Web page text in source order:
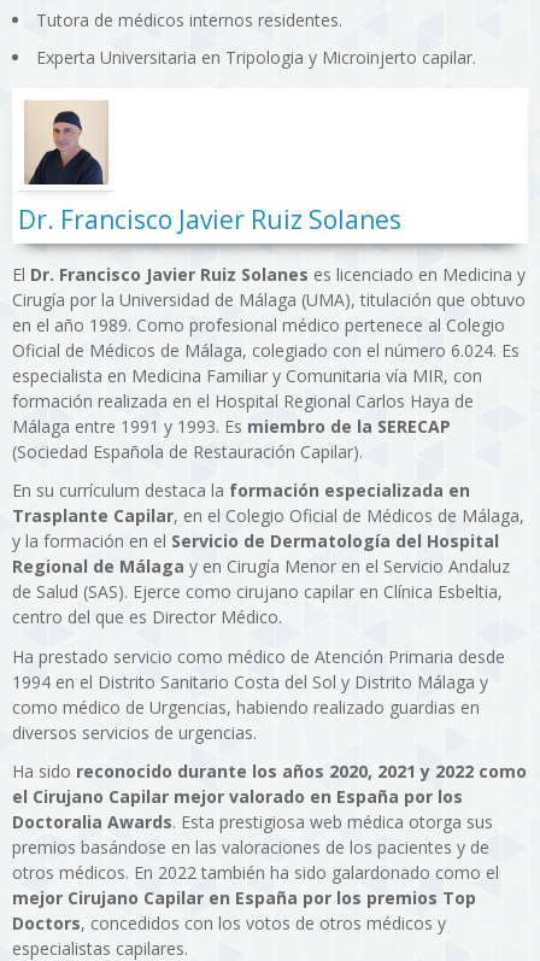
Tutora de médicos internos residentes.
Experta Universitaria en Tripologia y Microinjerto capilar.
Dr. Francisco Javier Ruiz Solanes
El Dr. Francisco Javier Ruiz Solanes es licenciado en Medicina y
Cirugía por la Universidad de Málaga (UMA), titulación que obtuvo
en el año 1989. Como profesional médico pertenece al Colegio
Oficial de Médicos de Málaga, colegiado con el número 6.024. Es
especialista en Medicina Familiar y Comunitaria vía MIR, con
formación realizada en el Hospital Regional Carlos Haya de
Málaga entre 1991 y 1993. Es miembro de la SERECAP
(Sociedad Española de Restauración Capilar).
En su currículum destaca la formación especializada en
Trasplante Capilar, en el Colegio Oficial de Médicos de Málaga,
y la formación en el Servicio de Dermatología del Hospital
Regional de Málaga y en Cirugía Menor en el Servicio Andaluz
de Salud (SAS). Ejerce como cirujano capilar en Clínica Esbeltia,
centro del que es Director Médico.
Ha prestado servicio como médico de Atención Primaria desde
1994 en el Distrito Sanitario Costa del Sol y Distrito Málaga y
como médico de Urgencias, habiendo realizado guardias en
diversos servicios de urgencias.
Ha sido reconocido durante los años 2020, 2021 y 2022 como
el Cirujano Capilar mejor valorado en España por los
Doctoralia Awards. Esta prestigiosa web médica otorga sus
premios basándose en las valoraciones de los pacientes y de
otros médicos. En 2022 también ha sido galardonado como el
mejor Cirujano Capilar en España por los premios Top
Doctors, concedidos con los votos de otros médicos y
especialistas capilares.